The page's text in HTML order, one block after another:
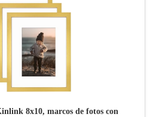
8x10, marcos de fotos con